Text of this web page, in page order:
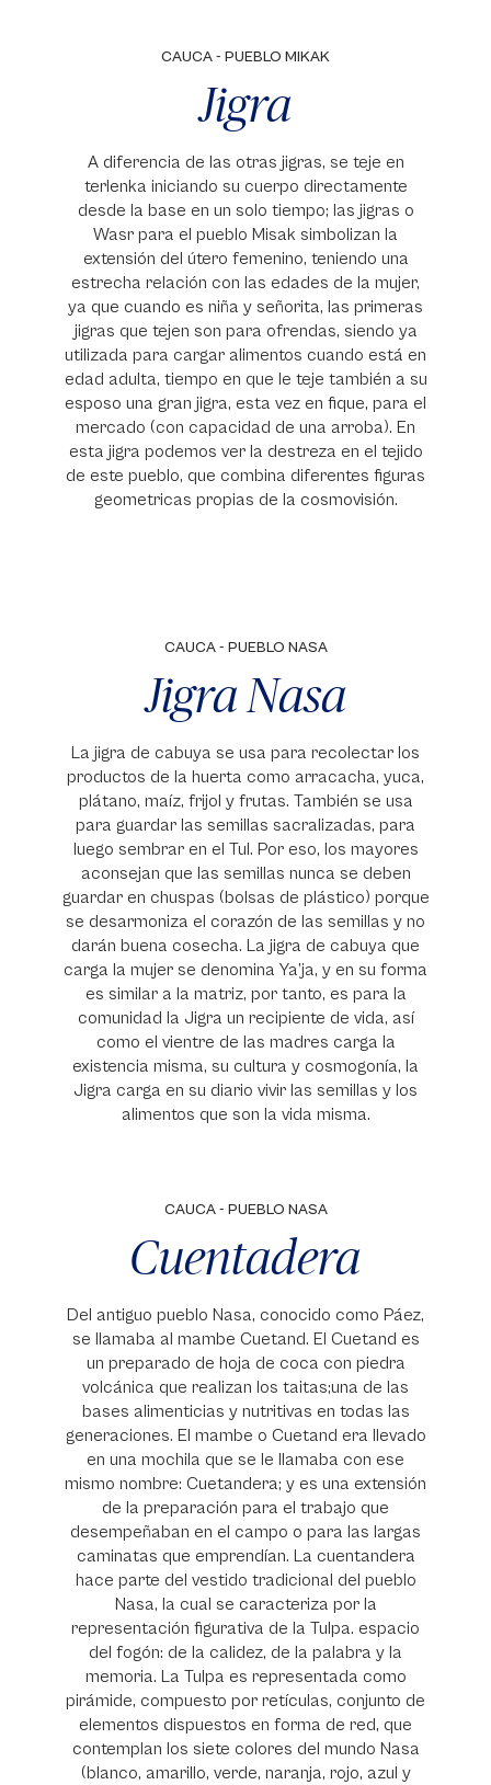
CAUCA - PUEBLO MIKAK
Jigra
A diferencia de las otras jigras, se teje en
terlenka iniciando su cuerpo directamente
desde la base en un solo tiempo; las jigras o
Wasr para el pueblo Misak simbolizan la
extensión del útero femenino, teniendo una
estrecha relación con las edades de la mujer,
ya que cuando es niña y señorita, las primeras
jigras que tejen son para ofrendas, siendo ya
utilizada para cargar alimentos cuando está en
edad adulta, tiempo en que le teje también a su
esposo una gran jigra, esta vez en fique, para el
mercado (con capacidad de una arroba). En
esta jigra podemos ver la destreza en el tejido
de este pueblo, que combina diferentes figuras
geometricas propias de la cosmovisión.
CAUCA - PUEBLO NASA
Jigra Nasa
La jigra de cabuya se usa para recolectar los
productos de la huerta como arracacha, yuca,
plátano, maíz, frijol y frutas. También se usa
para guardar las semillas sacralizadas, para
luego sembrar en el Tul. Por eso, los mayores
aconsejan que las semillas nunca se deben
guardar en chuspas (bolsas de plástico) porque
se desarmoniza el corazón de las semillas y no
darán buena cosecha. La jigra de cabuya que
carga la mujer se denomina Ya’ja, y en su forma
es similar a la matriz, por tanto, es para la
comunidad la Jigra un recipiente de vida, así
como el vientre de las madres carga la
existencia misma, su cultura y cosmogonía, la
Jigra carga en su diario vivir las semillas y los
alimentos que son la vida misma.
CAUCA - PUEBLO NASA
Cuentadera
Del antiguo pueblo Nasa, conocido como Páez,
se llamaba al mambe Cuetand. El Cuetand es
un preparado de hoja de coca con piedra
volcánica que realizan los taitas;una de las
bases alimenticias y nutritivas en todas las
generaciones. El mambe o Cuetand era llevado
en una mochila que se le llamaba con ese
mismo nombre: Cuetandera; y es una extensión
de la preparación para el trabajo que
desempeñaban en el campo o para las largas
caminatas que emprendían. La cuentandera
hace parte del vestido tradicional del pueblo
Nasa, la cual se caracteriza por la
representación figurativa de la Tulpa. espacio
del fogón: de la calidez, de la palabra y la
memoria. La Tulpa es representada como
pirámide, compuesto por retículas, conjunto de
elementos dispuestos en forma de red, que
contemplan los siete colores del mundo Nasa
(blanco, amarillo, verde, naranja, rojo, azul y